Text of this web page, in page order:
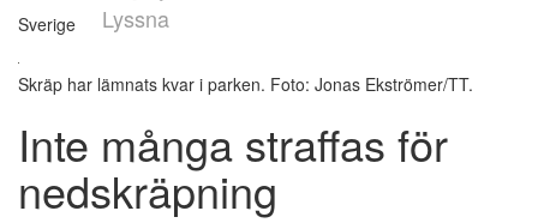
Lyssna
Sverige
Skräp har lämnats kvar i parken. Foto: Jonas Ekströmer/TT.
Inte många straffas för
nedskräpning